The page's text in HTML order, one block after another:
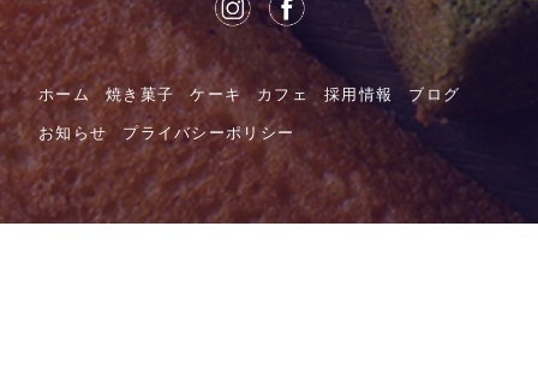
ホーム 焼き菓子 ケーキ カフェ 採用情報 ブログ
お知らせ プライバシーポリシー